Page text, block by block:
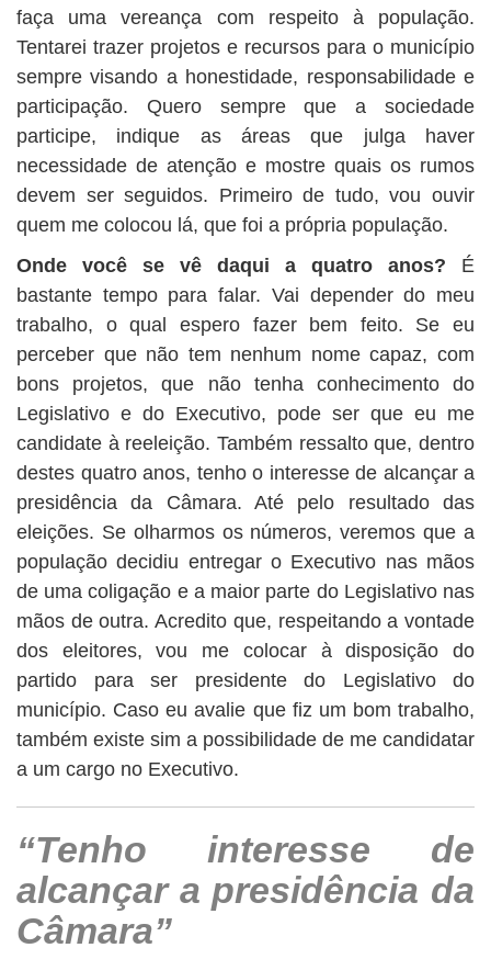
faça uma vereança com respeito à população.
Tentarei trazer projetos e recursos para o município
sempre visando a honestidade, responsabilidade e
participação. Quero sempre que a sociedade
participe, indique as áreas que julga haver
necessidade de atenção e mostre quais os rumos
devem ser seguidos. Primeiro de tudo, vou ouvir
quem me colocou lá, que foi a própria população.
Onde você se vê daqui a quatro anos? É
bastante tempo para falar. Vai depender do meu
trabalho, o qual espero fazer bem feito. Se eu
perceber que não tem nenhum nome capaz, com
bons projetos, que não tenha conhecimento do
Legislativo e do Executivo, pode ser que eu me
candidate à reeleição. Também ressalto que, dentro
destes quatro anos, tenho o interesse de alcançar a
presidência da Câmara. Até pelo resultado das
eleições. Se olharmos os números, veremos que a
população decidiu entregar o Executivo nas mãos
de uma coligação e a maior parte do Legislativo nas
mãos de outra. Acredito que, respeitando a vontade
dos eleitores, vou me colocar à disposição do
partido para ser presidente do Legislativo do
município. Caso eu avalie que fiz um bom trabalho,
também existe sim a possibilidade de me candidatar
a um cargo no Executivo.
“Tenho interesse de
alcançar a presidência da
Câmara”